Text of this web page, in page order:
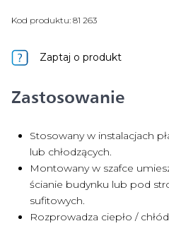
Kod produktu: 81 263
Zaptaj o produkt
Zastosowanie
Stosowany w instalacjach
lub chłodzących.
Montowany w szafce
ścianie budynku lub pod
sufitowych.
Rozprowadza ciepło /